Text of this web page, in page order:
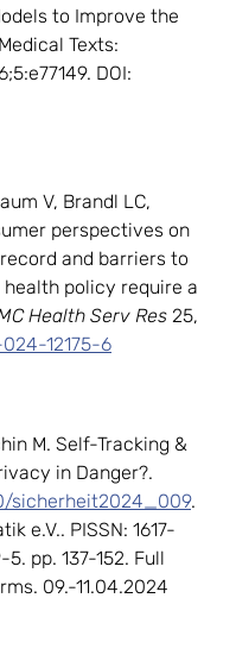
to Improve the
Texts:
DOI:
V, Brandl LC,
perspectives on
and barriers to
policy require a
Health Serv Res 25,
024-12175-6
M. Self-Tracking &
in Danger?.
sicherheit2024_009.
e.V.. PISSN: 1617-
pp. 137-152. Full
09.-11.04.2024